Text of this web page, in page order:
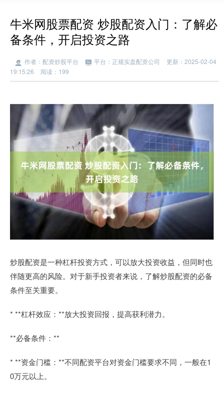
牛米网股票配资 炒股配资入门：了解必
备条件，开启投资之路
作者：配资炒股平台 平台：正规实盘配资公司
更新：2025-02-04
19:15:26
阅读：199
炒股配资是一种杠杆投资方式，可以放大投资收益，但同时也
伴随更高的风险。对于新手投资者来说，了解炒股配资的必备
条件至关重要。
* **杠杆效应：**放大投资回报，提高获利潜力。
**必备条件：**
* **资金门槛：**不同配资平台对资金门槛要求不同，一般在1
0万元以上。